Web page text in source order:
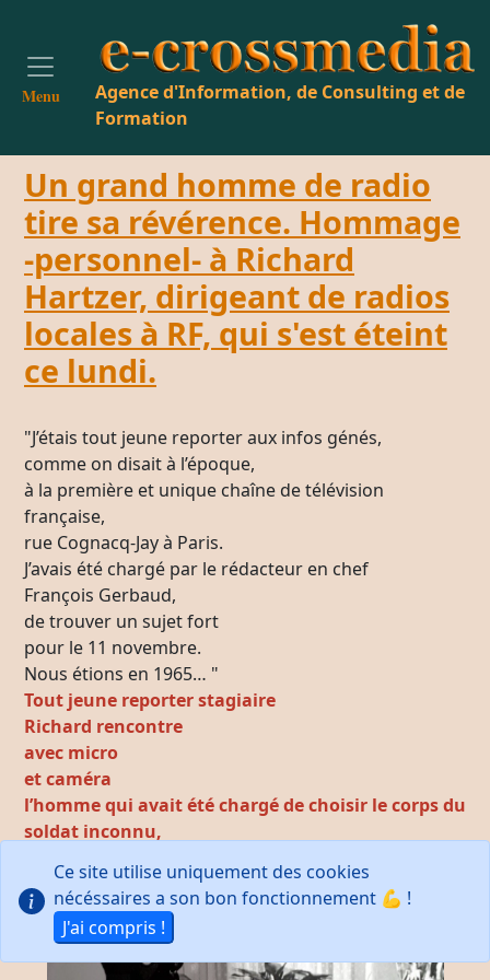
Menu
Agence d'Information, de Consulting et de
Formation
Un grand homme de radio
tire sa révérence. Hommage
-personnel- à Richard
Hartzer, dirigeant de radios
locales à RF, qui s'est éteint
ce lundi.
"J’étais tout jeune reporter aux infos génés,
comme on disait à l’époque,
à la première et unique chaîne de télévision
française,
rue Cognacq-Jay à Paris.
J’avais été chargé par le rédacteur en chef
François Gerbaud,
de trouver un sujet fort
pour le 11 novembre.
Nous étions en 1965… "
Tout jeune reporter stagiaire
Richard rencontre
avec micro
et caméra
l’homme qui avait été chargé de choisir le corps du
soldat inconnu,
Ce site utilise uniquement des cookies
nécéssaires a son bon fonctionnement 💪 !
J'ai compris !